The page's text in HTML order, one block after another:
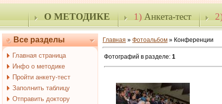
О МЕТОДИКЕ 1)Анкета-тест
Все разделы
Главная страница
Инфо о методике
Пройти анкету-тест
Заполнить таблицу
Отправить доктору
Главная » Фотоальбом » Конференции
Фотографий в разделе: 1